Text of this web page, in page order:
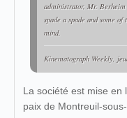
administrator, Mr.
spade a spade and some
mind.
Kinematograph Weekly,
La société est mise en
paix de Montreuil-